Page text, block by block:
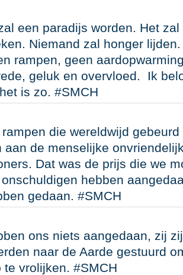
een paradijs worden. Het
Niemand zal honger
rampen, geen
geluk en overvloed. Ik
is zo. #SMCH
die wereldwijd
aan de menselijke
Dat was de prijs die we
hebben
gedaan. #SMCH
ons niets aangedaan, zij
naar de Aarde gestuurd
te vrolijken. #SMCH